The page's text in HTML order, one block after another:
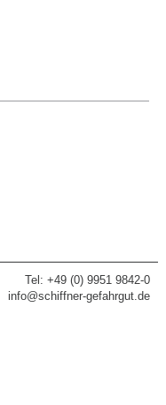
Tel: +49 (0) 9951 9842-0
info@schiffner-gefahrgut.de